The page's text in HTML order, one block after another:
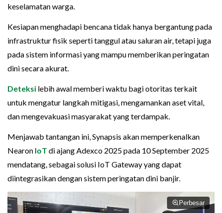
keselamatan warga.
Kesiapan menghadapi bencana tidak hanya bergantung pada
infrastruktur fisik seperti tanggul atau saluran air, tetapi juga
pada sistem informasi yang mampu memberikan peringatan
dini secara akurat.
Deteksi lebih awal memberi waktu bagi otoritas terkait
untuk mengatur langkah mitigasi, mengamankan aset vital,
dan mengevakuasi masyarakat yang terdampak.
Menjawab tantangan ini, Synapsis akan memperkenalkan
Nearon IoT di ajang Adexco 2025 pada 10 September 2025
mendatang, sebagai solusi IoT Gateway yang dapat
diintegrasikan dengan sistem peringatan dini banjir.
Perbesar